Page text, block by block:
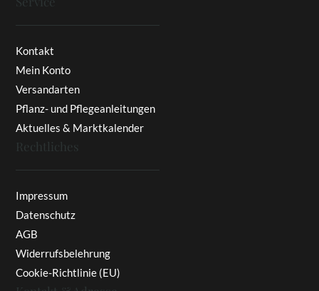
Kontakt
Mein Konto
Versandarten
Pflanz- und Pflegeanleitungen
Aktuelles & Marktkalender
Rechtliches
Impressum
Datenschutz
AGB
Widerrufsbelehrung
Cookie-Richtlinie (EU)